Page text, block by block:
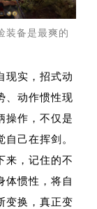
装备是最爽的
现实，招式动
、动作惯性现
操作，不仅是
己在挥剑。
来，记住的不
体惯性，将自
变换，真正变